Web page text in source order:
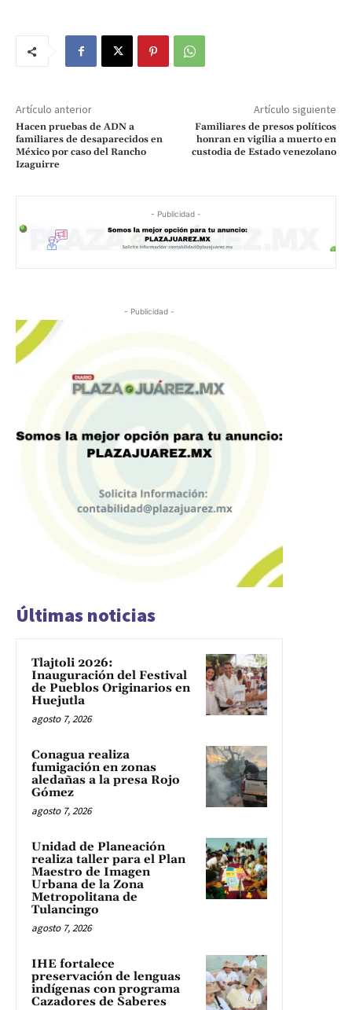
Artículo anterior
Hacen pruebas de ADN a
familiares de desaparecidos en
México por caso del Rancho
Izaguirre
Artículo siguiente
Familiares de presos políticos
honran en vigilia a muerto en
custodia de Estado venezolano
- Publicidad -
- Publicidad -
Últimas noticias
Tlajtoli 2026:
Inauguración del Festival
de Pueblos Originarios en
Huejutla
agosto 7, 2026
Conagua realiza
fumigación en zonas
aledañas a la presa Rojo
Gómez
agosto 7, 2026
Unidad de Planeación
realiza taller para el Plan
Maestro de Imagen
Urbana de la Zona
Metropolitana de
Tulancingo
agosto 7, 2026
IHE fortalece
preservación de lenguas
indígenas con programa
Cazadores de Saberes